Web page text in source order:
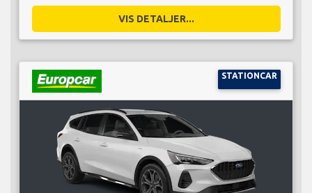
VIS DETALJER...
STATIONCAR